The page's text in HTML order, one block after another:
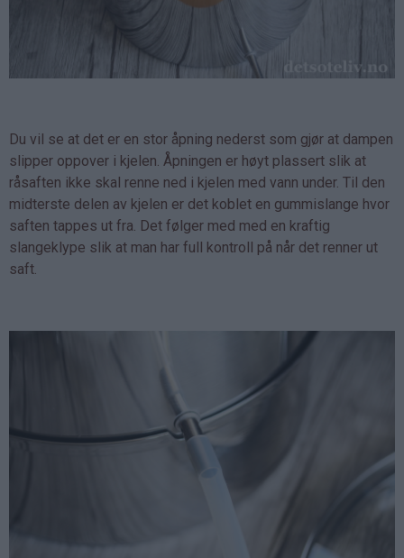
Du vil se at det er en stor åpning nederst som gjør at dampen
slipper oppover i kjelen. Åpningen er høyt plassert slik at
råsaften ikke skal renne ned i kjelen med vann under. Til den
midterste delen av kjelen er det koblet en gummislange hvor
saften tappes ut fra. Det følger med med en kraftig
slangeklype slik at man har full kontroll på når det renner ut
saft.